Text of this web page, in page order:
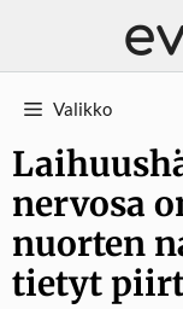
Valikko
nervosa
nuorten
tietyt